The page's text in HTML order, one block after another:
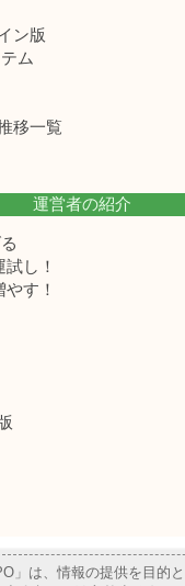
ン版
ム
移一覧
運営者の紹介
し！
す！
」は、情報の提供を目的